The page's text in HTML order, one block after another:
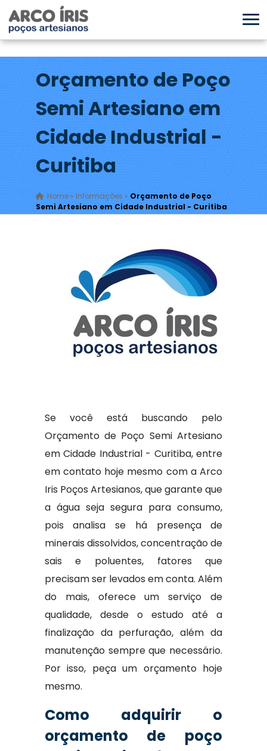
Orçamento de Poço
Semi Artesiano em
Cidade Industrial -
Curitiba
Home» Informações » Orçamento de Poço
Semi Artesiano em Cidade Industrial - Curitiba
Se você está buscando pelo
Orçamento de Poço Semi Artesiano
em Cidade Industrial - Curitiba, entre
em contato hoje mesmo com a Arco
Iris Poços Artesianos, que garante que
a água seja segura para consumo,
pois analisa se há presença de
minerais dissolvidos, concentração de
sais e poluentes, fatores que
precisam ser levados em conta. Além
do mais, oferece um serviço de
qualidade, desde o estudo até a
finalização da perfuração, além da
manutenção sempre que necessário.
Por isso, peça um orçamento hoje
mesmo.
Como adquirir o
orçamento de poço